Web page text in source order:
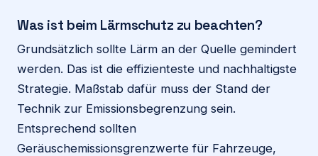
Was ist beim Lärmschutz zu beachten?
Grundsätzlich sollte Lärm an der Quelle gemindert
werden. Das ist die effizienteste und nachhaltigste
Strategie. Maßstab dafür muss der Stand der
Technik zur Emissionsbegrenzung sein.
Entsprechend sollten
Geräuschemissionsgrenzwerte für Fahrzeuge,